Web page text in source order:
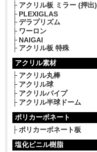
アクリル板 ミラー (押出)
PLEXIGLAS
デラプリズム
ワーロン
NAIGAI
アクリル板 特殊
アクリル素材
アクリル丸棒
アクリル球
アクリルパイプ
アクリル半球ドーム
ポリカーボネート
ポリカーボネート板
塩化ビニル樹脂